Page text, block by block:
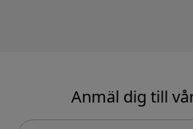
Anmäl dig till